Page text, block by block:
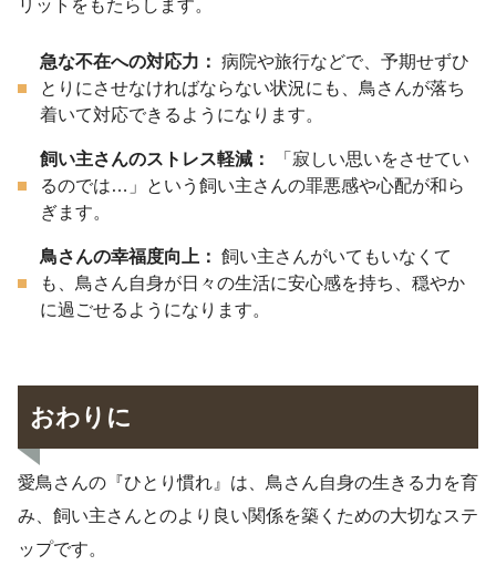
リットをもたらします。
急な不在への対応力： 病院や旅行などで、予期せずひ
とりにさせなければならない状況にも、鳥さんが落ち
着いて対応できるようになります。
飼い主さんのストレス軽減：
「寂しい思いをさせてい
るのでは…」という飼い主さんの罪悪感や心配が和ら
ぎます。
鳥さんの幸福度向上： 飼い主さんがいてもいなくて
も、鳥さん自身が日々の生活に安心感を持ち、穏やか
に過ごせるようになります。
おわりに
愛鳥さんの『ひとり慣れ』は、鳥さん自身の生きる力を育
み、飼い主さんとのより良い関係を築くための大切なステ
ップです。